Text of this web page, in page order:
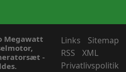
Megawatt
-
Links
Sitemap
RSS
XML
Privatlivspolitik